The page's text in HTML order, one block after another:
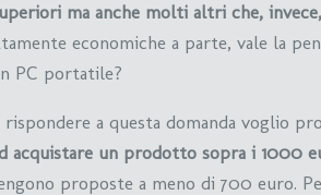
ma anche molti altri che,
economiche a parte, vale la
PC portatile?
a questa domanda voglio
acquistare un prodotto sopra i 1000
proposte a meno di 700 euro.